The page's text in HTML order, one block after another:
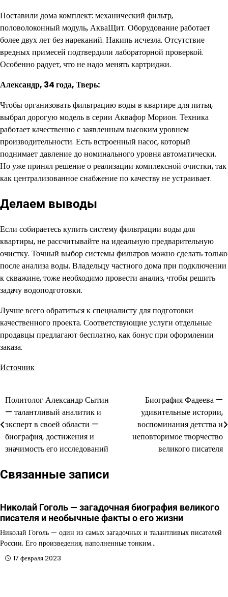
Поставили дома комплект: механический фильтр,
половолоконный модуль, АкваЩит. Оборудование работает
более двух лет без нареканий. Накипь исчезла. Отсутствие
вредных примесей подтвердили лабораторной проверкой.
Особенно радует, что не надо менять картриджи.
Александр, 34 года, Тверь:
Чтобы организовать фильтрацию воды в квартире для питья,
выбрал дорогую модель в серии Аквафор Морион. Техника
работает качественно с заявленным высоким уровнем
производительности. Есть встроенный насос, который
поднимает давление до номинального уровня автоматически.
Но уже принял решение о реализации комплексной очистки, так
как централизованное снабжение по качеству не устраивает.
Делаем выводы
Если собираетесь купить систему фильтрации воды для
квартиры, не рассчитывайте на идеальную предварительную
очистку. Точный выбор системы фильтров можно сделать только
после анализа воды. Владельцу частного дома при подключении
к скважине, тоже необходимо провести анализ, чтобы решить
задачу водоподготовки.
Лучше всего обратиться к специалисту для подготовки
качественного проекта. Соответствующие услуги отдельные
продавцы предлагают бесплатно, как бонус при оформлении
заказа.
Источник
Навигация
по
записям
Политолог Александр Сытин
— талантливый аналитик и
эксперт в своей области —
биография, достижения и
значимость его исследований
Биография Фадеева —
удивительные истории,
воспоминания детства и
неповторимое творчество
великого писателя
Связанные записи
Николай Гоголь — загадочная биография великого
писателя и необычные факты о его жизни
Николай Гоголь — один из самых загадочных и талантливых писателей
России. Его произведения, наполненные тонким…
17 февраля 2023